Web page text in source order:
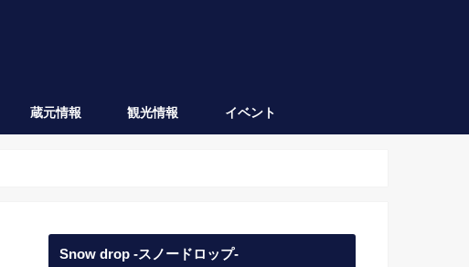
蔵元情報 観光情報 イベント
Snow drop -スノードロップ-